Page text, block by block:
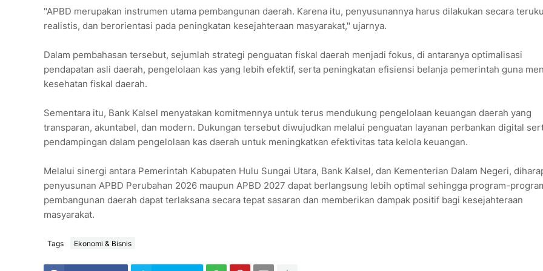
"APBD merupakan instrumen utama pembangunan daerah. Karena itu, penyusunannya harus dilakukan secara
realistis, dan berorientasi pada peningkatan kesejahteraan masyarakat," ujarnya.
Dalam pembahasan tersebut, sejumlah strategi penguatan fiskal daerah menjadi fokus, di antaranya optimalisasi
pendapatan asli daerah, pengelolaan kas yang lebih efektif, serta peningkatan efisiensi belanja pemerintah guna
kesehatan fiskal daerah.
Sementara itu, Bank Kalsel menyatakan komitmennya untuk terus mendukung pengelolaan keuangan daerah yang
transparan, akuntabel, dan modern. Dukungan tersebut diwujudkan melalui penguatan layanan perbankan digital
pendampingan dalam pengelolaan kas daerah untuk meningkatkan efektivitas tata kelola keuangan.
Melalui sinergi antara Pemerintah Kabupaten Hulu Sungai Utara, Bank Kalsel, dan Kementerian Dalam Negeri,
penyusunan APBD Perubahan 2026 maupun APBD 2027 dapat berlangsung lebih optimal sehingga program-
pembangunan daerah dapat terlaksana secara tepat sasaran dan memberikan dampak positif bagi kesejahteraan
masyarakat.
Tags Ekonomi & Bisnis